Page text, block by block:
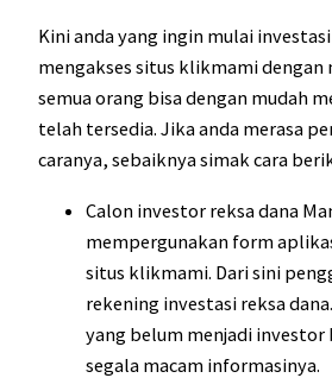
Kini anda yang ingin mulai
mengakses situs klikmami dengan
semua orang bisa dengan mudah
telah tersedia. Jika anda merasa
caranya, sebaiknya simak cara
Calon investor reksa dana
mempergunakan form
situs klikmami. Dari sini
rekening investasi reksa
yang belum menjadi investor
segala macam informasinya.